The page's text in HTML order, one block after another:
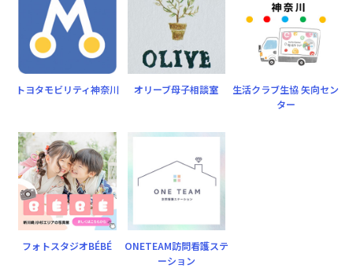
トヨタモビリティ神奈川 オリーブ母子相談室
生活クラブ生協 矢向セン
ター
フォトスタジオBÉBÉ
ONETEAM訪問看護ステ
ーション